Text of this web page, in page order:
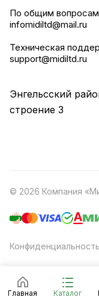
Главная Каталог
По общим вопросам
infomidiltd@mail.ru
Техническая
support@midiltd.ru
Энгельсский
строение 3
© 2026 Компания
Конфиденциальность